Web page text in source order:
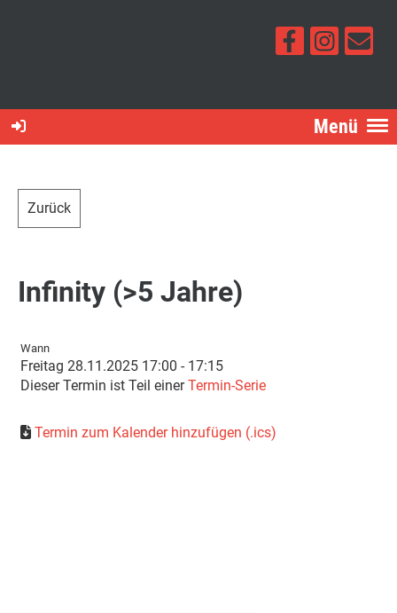
Menü
Zurück
Infinity (>5 Jahre)
Wann
Freitag 28.11.2025 17:00 - 17:15
Dieser Termin ist Teil einerTermin-Serie
Termin zum Kalender hinzufügen (.ics)